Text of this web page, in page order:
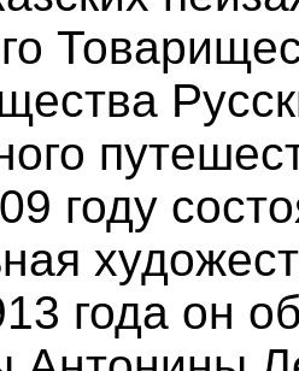
году
года он